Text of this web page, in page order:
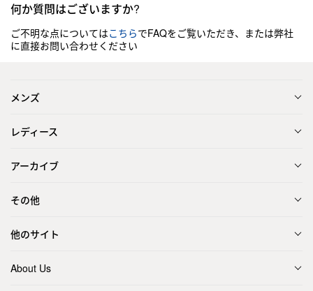
何か質問はございますか?
ご不明な点についてはこちらでFAQをご覧いただき、または弊社
に直接お問い合わせください
メンズ
レディース
アーカイブ
その他
他のサイト
About Us